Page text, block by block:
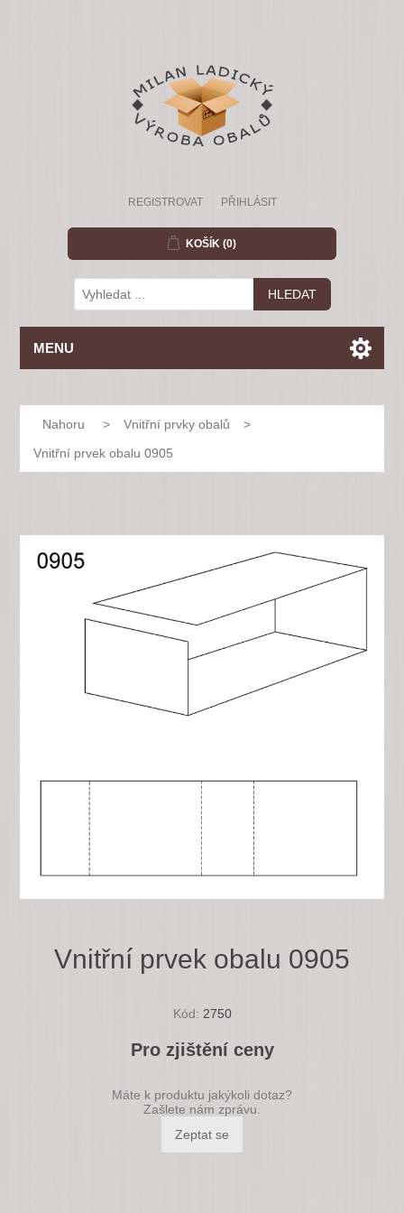
REGISTROVAT PŘIHLÁSIT
KOŠÍK (0)
MENU
Nahoru > Vnitřní prvky obalů
>
Vnitřní prvek obalu 0905
Vnitřní prvek obalu 0905
Kód: 2750
Pro zjištění ceny
Máte k produktu jakýkoli dotaz?
Zašlete nám zprávu.